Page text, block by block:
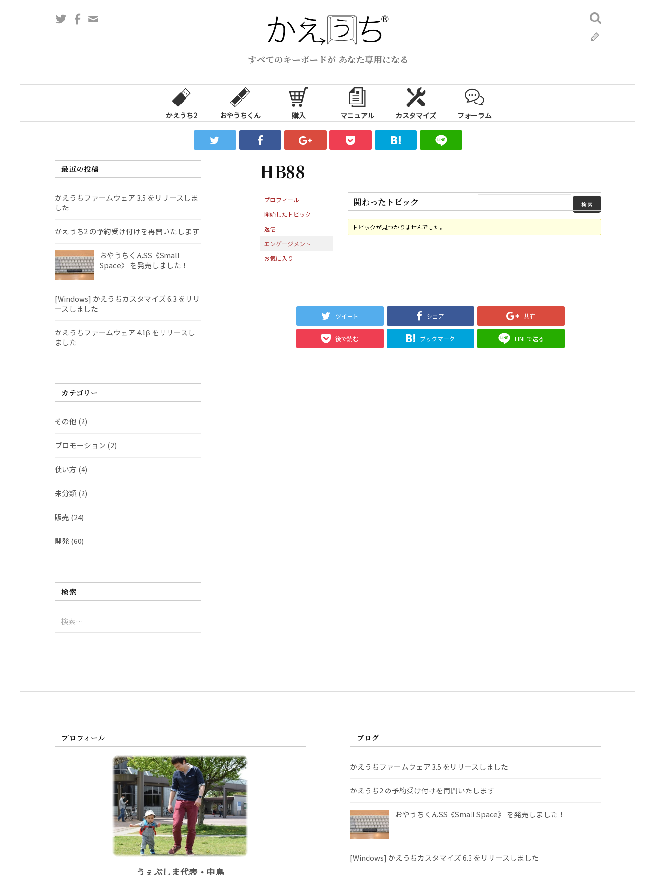
ス
すべてのキーボードが あなた専用になる
TwitterFacebook
検
索:
かえうち2 おやうちくん 購入 マニュアル カスタマイズ フォーラム
HB88
プロフィール
開始したトピック
返信
エンゲージメント
お気に入り
関わったトピック
トピックが見つかりませんでした。
ツイート シェア 共有
後で読む ブックマーク LINEで送る
最近の投稿
かえうちファームウェア 3.5 をリリースしま
した
かえうち2 の予約受け付けを再開いたします
おやうちくんSS《Small
Space》 を発売しました！
[Windows] かえうちカスタマイズ 6.3 をリリ
ースしました
かえうちファームウェア 4.1β をリリースし
ました
カテゴリー
その他 (2)
プロモーション (2)
使い方 (4)
未分類 (2)
販売 (24)
開発(60)
検索
索:
プロフィール
うぇぶしま代表・中島
ブログ
かえうちファームウェア 3.5 をリリースしました
かえうち2 の予約受け付けを再開いたします
おやうちくんSS《Small Space》 を発売しました！
[Windows] かえうちカスタマイズ 6.3 をリリースしました